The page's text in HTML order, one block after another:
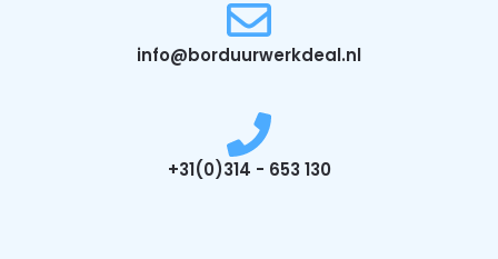
info@borduurwerkdeal.nl
+31(0)314 - 653 130